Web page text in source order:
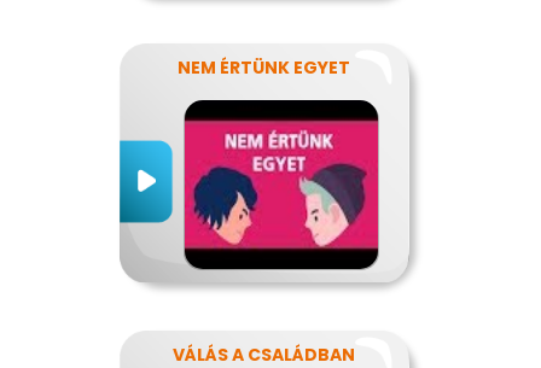
NEM ÉRTÜNK EGYET
VÁLÁS A CSALÁDBAN